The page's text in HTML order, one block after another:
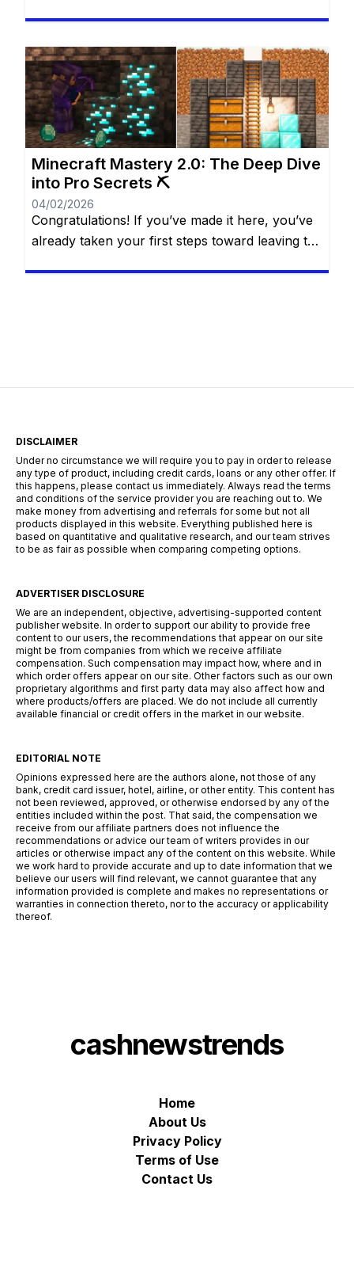
the game more fun and personal. Many players
dream of having more diamonds, but not
everyone wants—or can—spend real money.
The good […]
Minecraft Mastery 2.0: The Deep Dive
into Pro Secrets ⛏️
04/02/2026
Congratulations! If you’ve made it here, you’ve
already taken your first steps toward leaving the
DISCLAIMER
Under no circumstance we will require you to pay in order to release
any type of product, including credit cards, loans or any other offer. If
this happens, please contact us immediately. Always read the terms
and conditions of the service provider you are reaching out to. We
make money from advertising and referrals for some but not all
products displayed in this website. Everything published here is
based on quantitative and qualitative research, and our team strives
to be as fair as possible when comparing competing options.
ADVERTISER DISCLOSURE
We are an independent, objective, advertising-supported content
publisher website. In order to support our ability to provide free
content to our users, the recommendations that appear on our site
might be from companies from which we receive affiliate
compensation. Such compensation may impact how, where and in
which order offers appear on our site. Other factors such as our own
proprietary algorithms and first party data may also affect how and
where products/offers are placed. We do not include all currently
available financial or credit offers in the market in our website.
EDITORIAL NOTE
Opinions expressed here are the authors alone, not those of any
bank, credit card issuer, hotel, airline, or other entity. This content has
not been reviewed, approved, or otherwise endorsed by any of the
entities included within the post. That said, the compensation we
receive from our affiliate partners does not influence the
recommendations or advice our team of writers provides in our
articles or otherwise impact any of the content on this website. While
we work hard to provide accurate and up to date information that we
believe our users will find relevant, we cannot guarantee that any
information provided is complete and makes no representations or
warranties in connection thereto, nor to the accuracy or applicability
thereof.
cashnewstrends
Home
About Us
Privacy Policy
Terms of Use
Contact Us